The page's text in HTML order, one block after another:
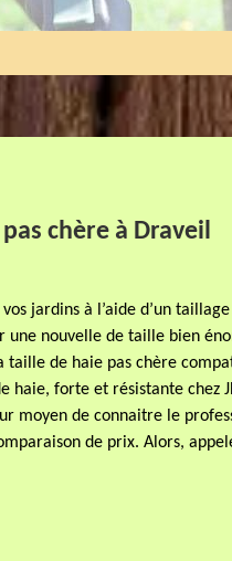
chère à Draveil
jardins à l’aide d’un
une nouvelle de taille bien
taille de haie pas chère
haie, forte et résistante chez
moyen de connaitre le
de prix. Alors,